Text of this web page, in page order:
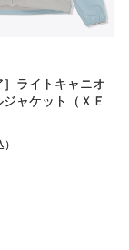
ライトキャニオ
ャケット（ＸＥ